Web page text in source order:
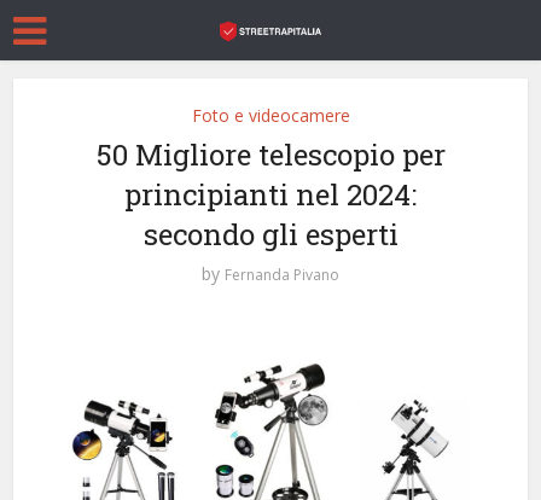
Foto e videocamere
50 Migliore telescopio per
principianti nel 2024:
secondo gli esperti
by Fernanda Pivano